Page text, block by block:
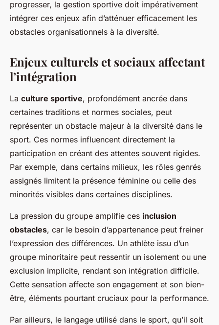
progresser, la gestion sportive doit impérativement
intégrer ces enjeux afin d’atténuer efficacement les
obstacles organisationnels à la diversité.
Enjeux culturels et sociaux affectant
l’intégration
La culture sportive, profondément ancrée dans
certaines traditions et normes sociales, peut
représenter un obstacle majeur à la diversité dans le
sport. Ces normes influencent directement la
participation en créant des attentes souvent rigides.
Par exemple, dans certains milieux, les rôles genrés
assignés limitent la présence féminine ou celle des
minorités visibles dans certaines disciplines.
La pression du groupe amplifie ces inclusion
obstacles, car le besoin d’appartenance peut freiner
l’expression des différences. Un athlète issu d’un
groupe minoritaire peut ressentir un isolement ou une
exclusion implicite, rendant son intégration difficile.
Cette sensation affecte son engagement et son bien-
être, éléments pourtant cruciaux pour la performance.
Par ailleurs, le langage utilisé dans le sport, qu’il soit